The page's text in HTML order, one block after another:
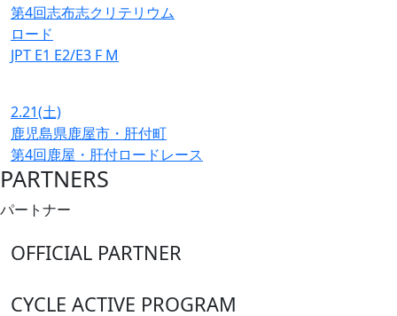
第4回志布志クリテリウム
ロード
JPT E1 E2/E3 F M
2.21(土)
鹿児島県鹿屋市・肝付町
第4回鹿屋・肝付ロードレース
PARTNERS
パートナー
OFFICIAL PARTNER
CYCLE ACTIVE PROGRAM